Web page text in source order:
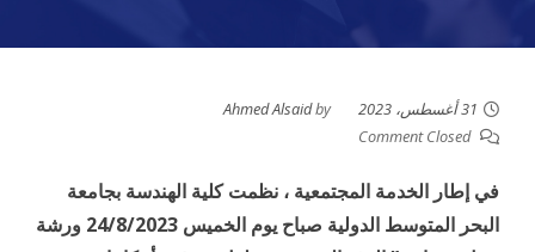
31 أغسطس، 2023 by
Ahmed Alsaid
Comment Closed
في إطار الخدمة المجتمعية ، نظمت كلية الهندسة بجامعة
البحر المتوسط الدولية صباح يوم الخميس 24/8/2023 ورشة